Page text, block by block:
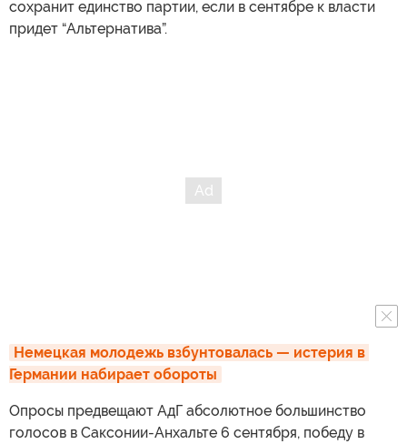
сохранит единство партии, если в сентябре к власти
придет “Альтернатива”.
Немецкая молодежь взбунтовалась — истерия в
Германии набирает обороты
Опросы предвещают АдГ абсолютное большинство
голосов в Саксонии-Анхальте 6 сентября, победу в